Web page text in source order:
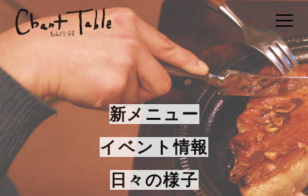
新メニュー
イベント情報
日々の様子